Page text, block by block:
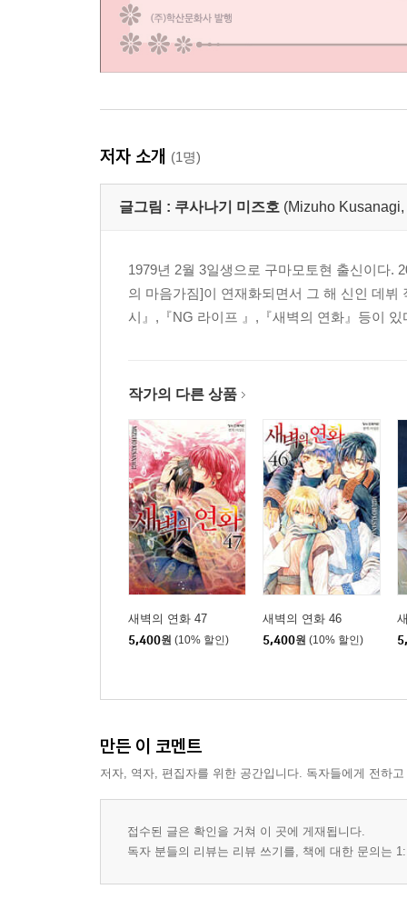
저자 소개 (1명)
글그림 : 쿠사나기 미즈호 (Mizuho
1979년 2월 3일생으로 구마모토현 출신이다.
의 마음가짐]이 연재화되면서 그 해 신인 데
시』,『NG 라이프 』,『새벽의 연화』등이 있
작가의 다른 상품
새벽의 연화 47
5,400원 (10% 할인)
새벽의 연화 46
5,400원 (10% 할인)
만든 이 코멘트
저자, 역자, 편집자를 위한 공간입니다. 독자들에게 전하
접수된 글은 확인을 거쳐 이 곳에 게재됩니다.
독자 분들의 리뷰는 리뷰 쓰기를, 책에 대한 문의는